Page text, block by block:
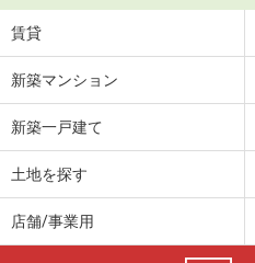
賃貸
新築マンション
新築一戸建て
土地を探す
店舗/事業用